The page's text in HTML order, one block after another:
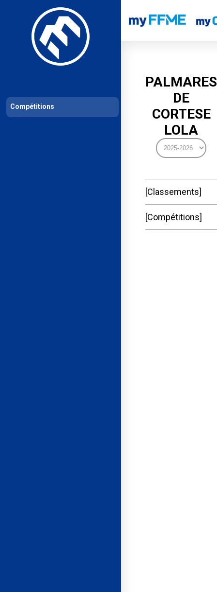
Les compétitions Calendrier de compétitions Classements
PALMARES
DE
CORTESE
LOLA
Classements
Compétitions
Compétitions